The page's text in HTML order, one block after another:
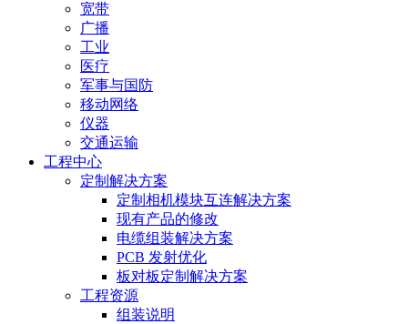
宽带
广播
工业
医疗
军事与国防
移动网络
仪器
交通运输
工程中心
定制解决方案
定制相机模块互连解决方案
现有产品的修改
电缆组装解决方案
PCB 发射优化
板对板定制解决方案
工程资源
组装说明